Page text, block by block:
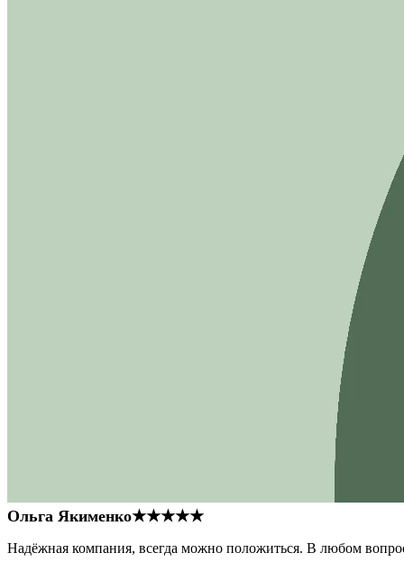
Ольга Якименко★★★★★
Надёжная компания, всегда можно положиться. В любом